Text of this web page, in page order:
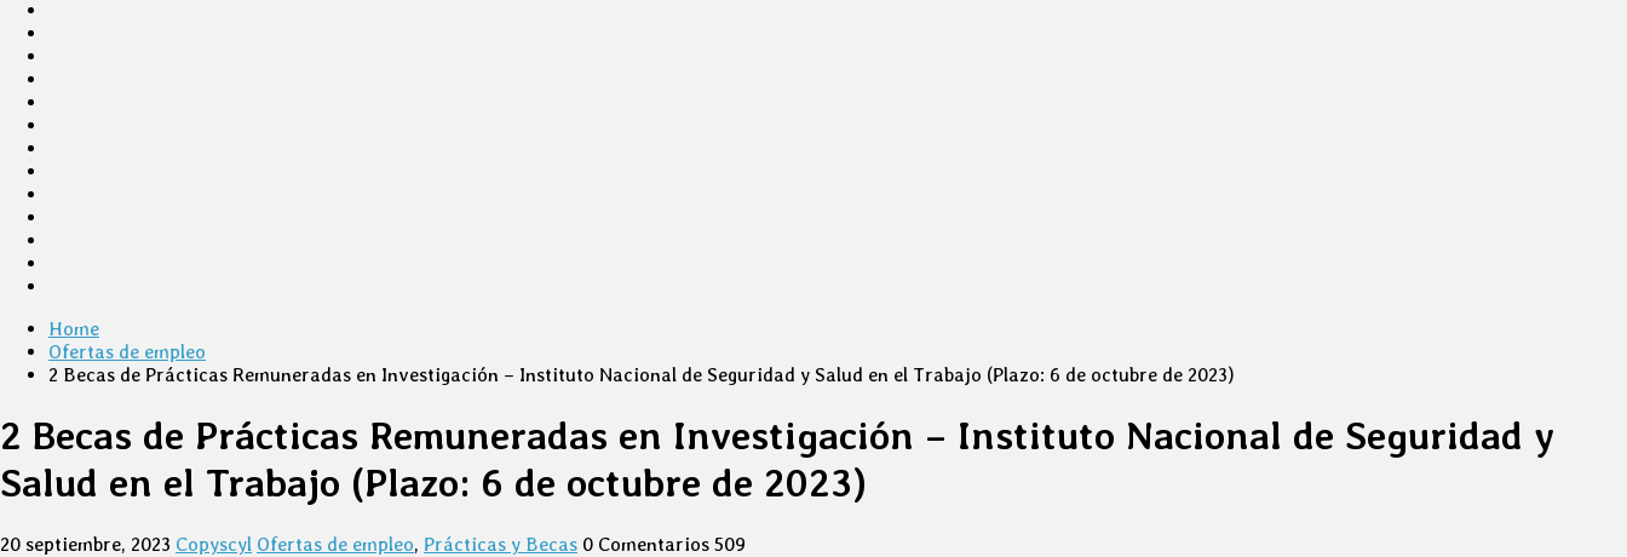
Home
Ofertas de empleo
2 Becas de Prácticas Remuneradas en Investigación – Instituto Nacional de Seguridad y Salud en el Trabajo (Plazo: 6 de octubre de 2023)
2 Becas de Prácticas Remuneradas en Investigación – Instituto Nacional de Seguridad y
Salud en el Trabajo (Plazo: 6 de octubre de 2023)
20 septiembre, 2023 Copyscyl Ofertas de empleo, Prácticas y Becas 0 Comentarios 509